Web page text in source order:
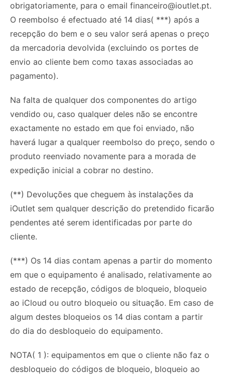
obrigatoriamente, para o email financeiro@ioutlet.pt.
O reembolso é efectuado até 14 dias( ***) após a
recepção do bem e o seu valor será apenas o preço
da mercadoria devolvida (excluindo os portes de
envio ao cliente bem como taxas associadas ao
pagamento).
Na falta de qualquer dos componentes do artigo
vendido ou, caso qualquer deles não se encontre
exactamente no estado em que foi enviado, não
haverá lugar a qualquer reembolso do preço, sendo o
produto reenviado novamente para a morada de
expedição inicial a cobrar no destino.
(**) Devoluções que cheguem às instalações da
iOutlet sem qualquer descrição do pretendido ficarão
pendentes até serem identificadas por parte do
cliente.
(***) Os 14 dias contam apenas a partir do momento
em que o equipamento é analisado, relativamente ao
estado de recepção, códigos de bloqueio, bloqueio
ao iCloud ou outro bloqueio ou situação. Em caso de
algum destes bloqueios os 14 dias contam a partir
do dia do desbloqueio do equipamento.
NOTA( 1 ): equipamentos em que o cliente não faz o
desbloqueio do códigos de bloqueio, bloqueio ao